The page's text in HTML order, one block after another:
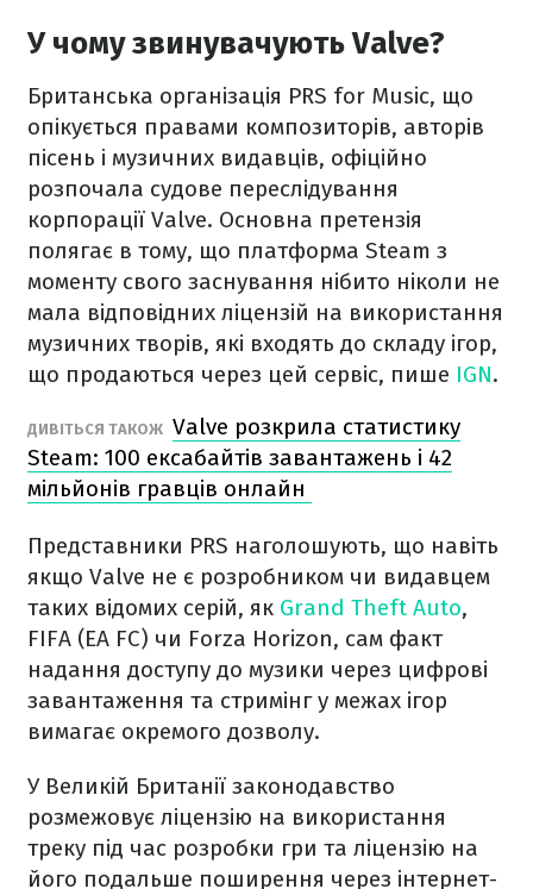
У чому звинувачують Valve?
Британська організація PRS for Music, що
опікується правами композиторів, авторів
пісень і музичних видавців, офіційно
розпочала судове переслідування
корпорації Valve. Основна претензія
полягає в тому, що платформа Steam з
моменту свого заснування нібито ніколи не
мала відповідних ліцензій на використання
музичних творів, які входять до складу ігор,
що продаються через цей сервіс, пише IGN.
ДИВІТЬСЯ ТАКОЖ Valve розкрила статистику
Steam: 100 ексабайтів завантажень і 42
мільйонів гравців онлайн
Представники PRS наголошують, що навіть
якщо Valve не є розробником чи видавцем
таких відомих серій, як Grand Theft Auto,
FIFA (EA FC) чи Forza Horizon, сам факт
надання доступу до музики через цифрові
завантаження та стримінг у межах ігор
вимагає окремого дозволу.
У Великій Британії законодавство
розмежовує ліцензію на використання
треку під час розробки гри та ліцензію на
його подальше поширення через інтернет-